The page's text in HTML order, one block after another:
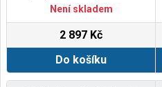
spojky (krouticí moment je pak 2
Hmotnost 415 g.
Celková délka 200 mm.
Není skladem
2 897 Kč
Do košíku